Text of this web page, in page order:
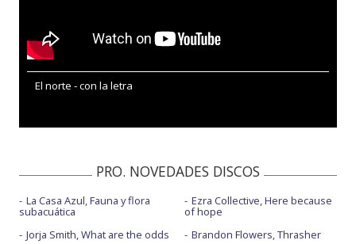
El norte - con la letra
PRO. NOVEDADES DISCOS
La Casa Azul, Fauna y flora
subacuática
Jorja Smith, What are the odds
Ezra Collective, Here because
of hope
Brandon Flowers, Thrasher